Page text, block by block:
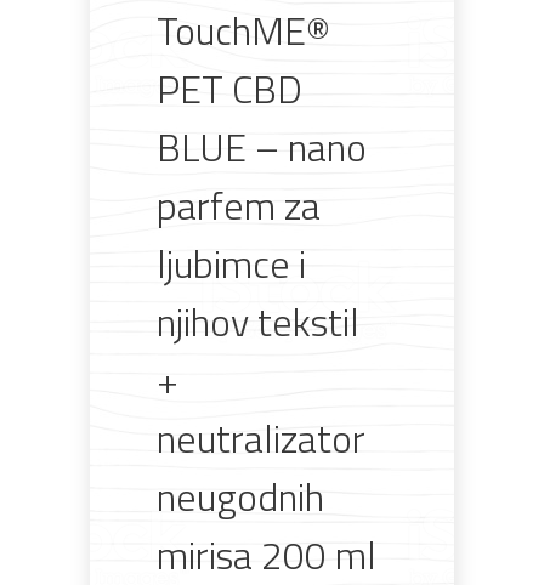
Pogledajte što je novo
u ponudi
materijali pribor
lakovi materijali
TouchME®
PET CBD
BLUE – nano
parfem za
ljubimce i
njihov tekstil
+
neutralizator
neugodnih
mirisa 200 ml